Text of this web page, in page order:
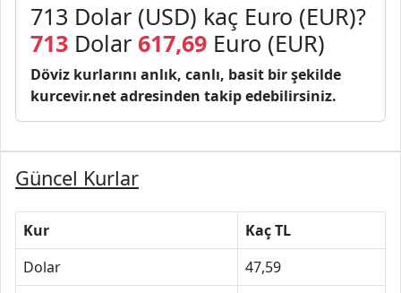
713 Dolar (USD) kaç Euro (EUR)?
713 Dolar 617,69 Euro (EUR)
Döviz kurlarını anlık, canlı, basit bir şekilde
kurcevir.net adresinden takip edebilirsiniz.
Güncel Kurlar
Kur
Kaç TL
Dolar
47,59